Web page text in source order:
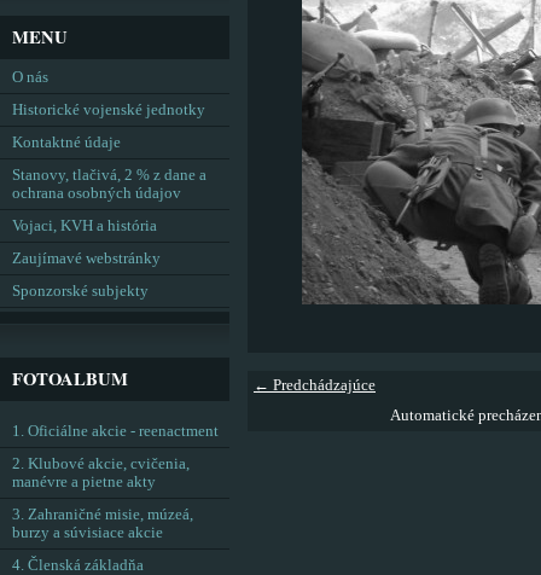
← Predchádzajúce
Automatické
MENU
O nás
Historické vojenské jednotky
Kontaktné údaje
Stanovy, tlačivá, 2 % z dane a
ochrana osobných údajov
Vojaci, KVH a história
Zaujímavé webstránky
Sponzorské subjekty
FOTOALBUM
1. Oficiálne akcie - reenactment
2. Klubové akcie, cvičenia,
manévre a pietne akty
3. Zahraničné misie, múzeá,
burzy a súvisiace akcie
4. Členská základňa